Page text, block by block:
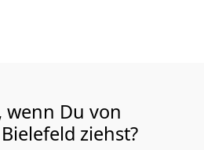
wenn Du von
ziehst?